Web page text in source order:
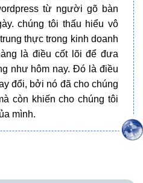
từ người gõ bàn
chúng tôi thấu hiểu vô
thực trong kinh doanh
là điều cốt lõi để đưa
như hôm nay. Đó là điều
đổi, bởi nó đã cho chúng
còn khiến cho chúng tôi
mình.